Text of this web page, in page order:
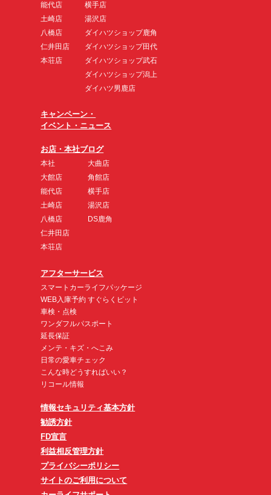
能代店
土崎店
八橋店
仁井田店
本荘店
横手店
湯沢店
ダイハツショップ鹿角
ダイハツショップ田代
ダイハツショップ武石
ダイハツショップ潟上
ダイハツ男鹿店
キャンペーン・
イベント・ニュース
お店・本社ブログ
本社
大館店
能代店
土崎店
八橋店
仁井田店
本荘店
大曲店
角館店
横手店
湯沢店
DS鹿角
アフターサービス
スマートカーライフパッケージ
WEB入庫予約 すぐらくピット
車検・点検
ワンダフルパスポート
延長保証
メンテ・キズ・へこみ
日常の愛車チェック
こんな時どうすればいい？
リコール情報
情報セキュリティ基本方針
勧誘方針
FD宣言
利益相反管理方針
プライバシーポリシー
サイトのご利用について